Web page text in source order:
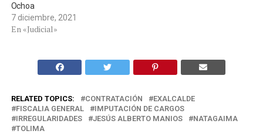
Ochoa
7 diciembre, 2021
En «Judicial»
RELATED TOPICS: CONTRATACIÓN
EXALCALDE
FISCALIA GENERAL
IMPUTACIÓN DE CARGOS
IRREGULARIDADES
JESÚS ALBERTO MANIOS
NATAGAIMA
TOLIMA